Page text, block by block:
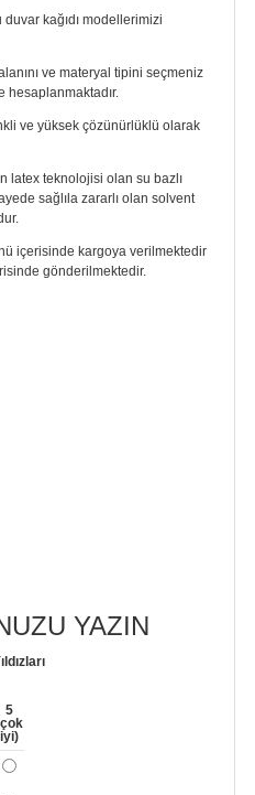
kağıdı modellerimizi
ve materyal tipini seçmeniz
hesaplanmaktadır.
ve yüksek çözünürlüklü olarak
latex teknolojisi olan su bazlı
sağlıla zararlı olan solvent
içerisinde kargoya verilmektedir
gönderilmektedir.
olarak gönderilecektir.
aynıdır. Siparişiniz ile birlikte
yine bize telefon
YAZIN
5
iyi)